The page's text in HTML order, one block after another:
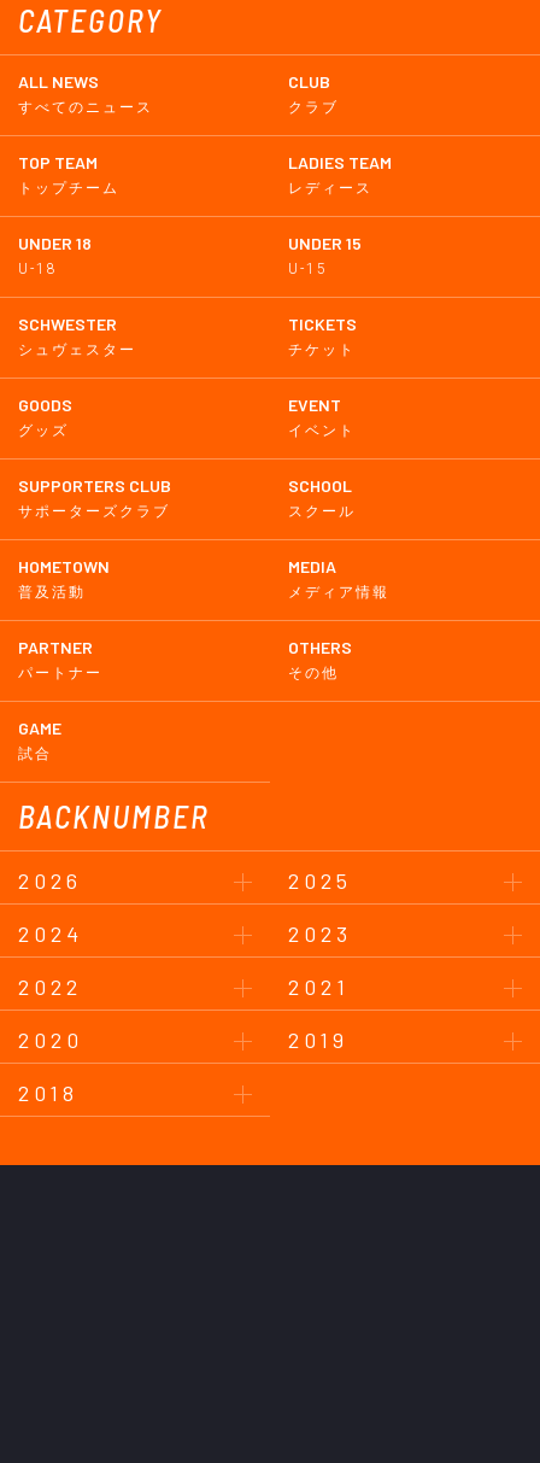
CATEGORY
ALL NEWS
すべてのニュース
CLUB
クラブ
TOP TEAM
トップチーム
LADIES TEAM
レディース
UNDER 18
U-18
UNDER 15
U-15
SCHWESTER
シュヴェスター
TICKETS
チケット
GOODS
グッズ
EVENT
イベント
SUPPORTERS CLUB
サポーターズクラブ
SCHOOL
スクール
HOMETOWN
普及活動
MEDIA
メディア情報
PARTNER
パートナー
OTHERS
その他
GAME
試合
BACKNUMBER
2026
2025
2024
2023
2022
2021
2020
2019
2018